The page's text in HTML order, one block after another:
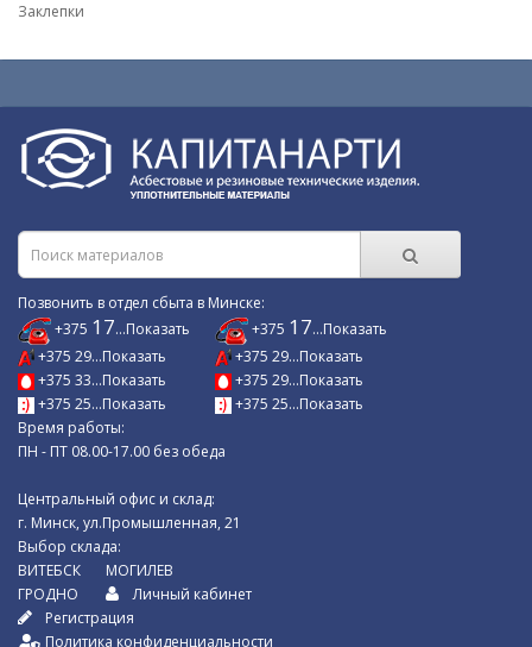
Заклепки
Позвонить в отдел сбыта в Минске:
+375 17...Показать
+375 29...Показать
+375 33...Показать
+375 25...Показать
+375 17...Показать
+375 29...Показать
+375 29...Показать
+375 25...Показать
Время работы:
ПН - ПТ 08.00-17.00 без обеда
Центральный офис и склад:
г. Минск, ул.Промышленная, 21
Выбор склада:
ВИТЕБСК
ГРОДНО
МОГИЛЕВ
Личный кабинет
Регистрация
Политика конфиденциальности